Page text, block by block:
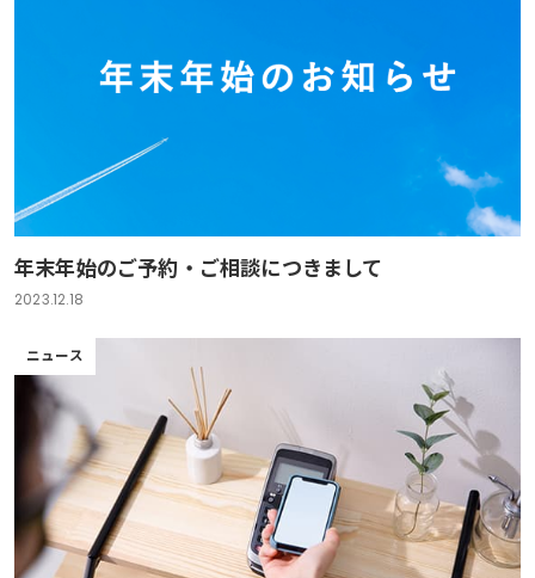
年末年始のご予約・ご相談につきまして
2023.12.18
ニュース